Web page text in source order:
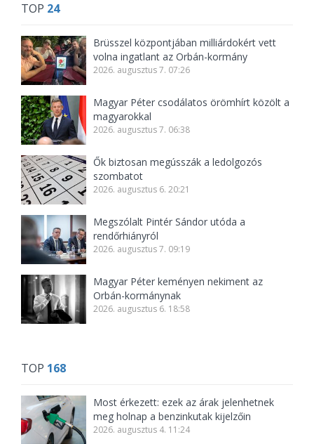
TOP 24
Brüsszel központjában milliárdokért vett
volna ingatlant az Orbán-kormány
2026. augusztus 7. 07:26
Magyar Péter csodálatos örömhírt közölt a
magyarokkal
2026. augusztus 7. 06:38
Ők biztosan megússzák a ledolgozós
szombatot
2026. augusztus 6. 20:21
Megszólalt Pintér Sándor utóda a
rendőrhiányról
2026. augusztus 7. 09:19
Magyar Péter keményen nekiment az
Orbán-kormánynak
2026. augusztus 6. 18:58
TOP 168
Most érkezett: ezek az árak jelenhetnek
meg holnap a benzinkutak kijelzőin
2026. augusztus 4. 11:24